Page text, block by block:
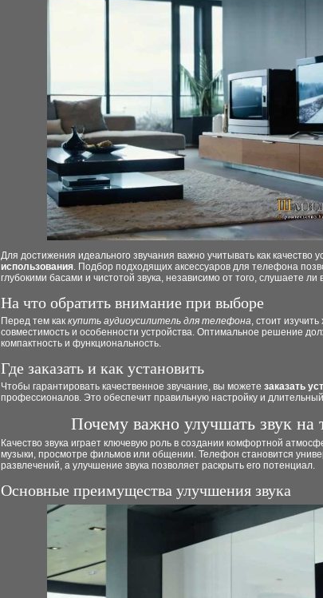
Для достижения идеального звучания важно учитывать как качество
использования. Подбор подходящих аксессуаров для телефона
глубокими басами и чистотой звука, независимо от того, слушаете
На что обратить внимание при выборе
Перед тем как купить аудиоусилитель для телефона, стоит
совместимость и особенности устройства. Оптимальное решение
компактность и функциональность.
Где заказать и как установить
Чтобы гарантировать качественное звучание, вы можете заказать
профессионалов. Это обеспечит правильную настройку и
Почему важно улучшать звук на
Качество звука играет ключевую роль в создании комфортной
музыки, просмотре фильмов или общении. Телефон становится
развлечений, а улучшение звука позволяет раскрыть его потенциал.
Основные преимущества улучшения звука